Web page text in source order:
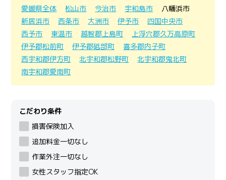
愛媛県全体
松山市 今治市 宇和島市
八幡浜市
新居浜市
西条市 大洲市 伊予市
四国中央市
西予市
東温市 越智郡上島町
上浮穴郡久万高原町
伊予郡松前町
伊予郡砥部町
喜多郡内子町
西宇和郡伊方町
北宇和郡松野町
北宇和郡鬼北町
南宇和郡愛南町
こだわり条件
損害保険加入
追加料金一切なし
作業外注一切なし
女性スタッフ指定OK